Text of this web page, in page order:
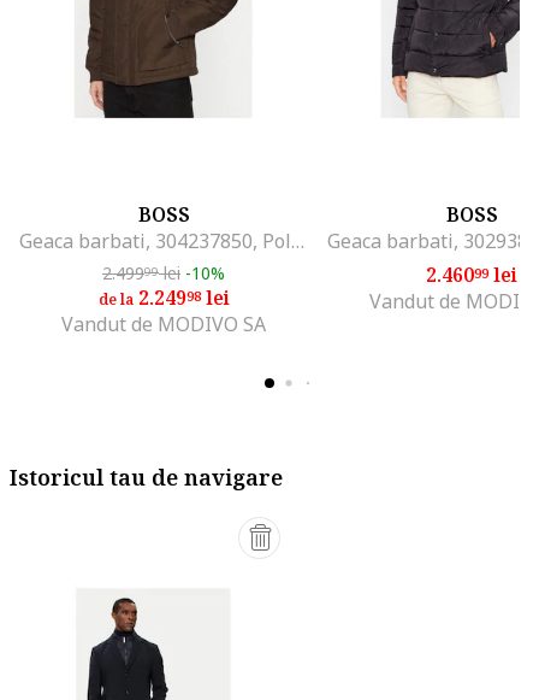
BOSS
Geaca barbati, 304237850, Poliester reciclat, Verde, Verde
2.49999lei -10%
de la2.24998lei
Vandut de MODIVO SA
BOSS
2.46099lei
Vandut de
Istoricul tau de navigare